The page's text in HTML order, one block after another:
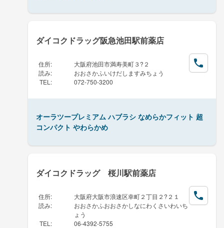
ダイコクドラッグ阪急池田駅前薬店
住所:
大阪府池田市満寿美町３?２
読み:
おおさかふいけだしますみちょう
TEL : 072-750-3200
オーラツープレミアム ハブラシ なめらかフィット 超
コンパクト やわらかめ
ダイコクドラッグ 桜川駅前薬店
住所:
大阪府大阪市浪速区幸町２丁目２?２１
読み:
おおさかふおおさかしなにわくさいわいち
ょう
TEL : 06-4392-5755